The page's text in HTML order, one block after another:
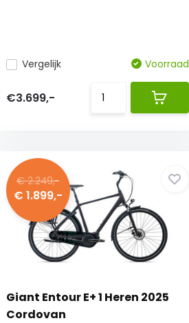
Vergelijk Voorraad
€3.699,-
€ 2.249,-
€ 1.899,-
Giant Entour E+ 1 Heren 2025
Cordovan